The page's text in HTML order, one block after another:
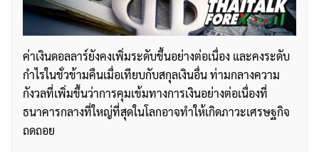
ค่าเงินดอลลาร์ยังคงเพิ่มระดับขึ้นอย่างต่อเนื่อง และคงระดับ
กำไรในชั่วข้ามคืนเมื่อเทียบกับสกุลเงินอื่น ท่ามกลางความ
กังวลที่เพิ่มขึ้นว่าการคุมเข้มทางการเงินอย่างต่อเนื่องที่
ธนาคารกลางที่ใหญ่ที่สุดในโลกอาจทำให้เกิดภาวะเศรษฐกิจ
ถดถอย